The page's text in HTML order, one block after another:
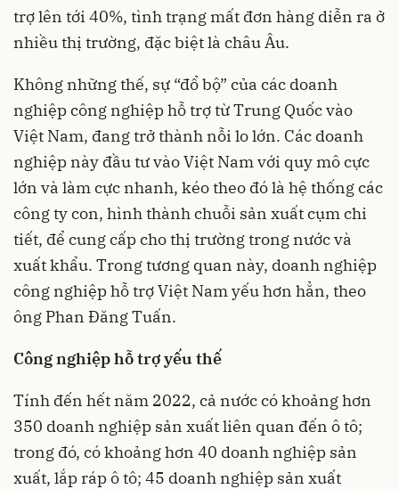
trợ lên tới 40%, tình trạng mất đơn hàng diễn ra ở
nhiều thị trường, đặc biệt là châu Âu.
Không những thế, sự “đổ bộ” của các doanh
nghiệp công nghiệp hỗ trợ từ Trung Quốc vào
Việt Nam, đang trở thành nỗi lo lớn. Các doanh
nghiệp này đầu tư vào Việt Nam với quy mô cực
lớn và làm cực nhanh, kéo theo đó là hệ thống các
công ty con, hình thành chuỗi sản xuất cụm chi
tiết, để cung cấp cho thị trường trong nước và
xuất khẩu. Trong tương quan này, doanh nghiệp
công nghiệp hỗ trợ Việt Nam yếu hơn hẳn, theo
ông Phan Đăng Tuấn.
Công nghiệp hỗ trợ yếu thế
Tính đến hết năm 2022, cả nước có khoảng hơn
350 doanh nghiệp sản xuất liên quan đến ô tô;
trong đó, có khoảng hơn 40 doanh nghiệp sản
xuất, lắp ráp ô tô; 45 doanh nghiệp sản xuất